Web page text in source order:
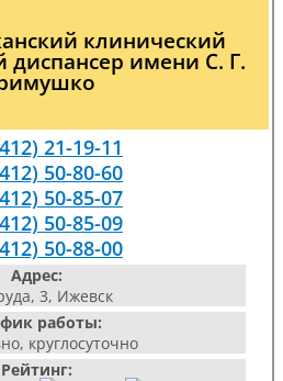
клинический
диспансер имени С. Г.
21-19-11
50-80-60
50-85-07
50-85-09
50-88-00
Адрес:
3, Ижевск
работы:
круглосуточно
Рейтинг: